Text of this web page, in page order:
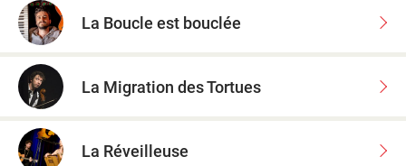
La Boucle est bouclée
La Migration des Tortues
La Réveilleuse